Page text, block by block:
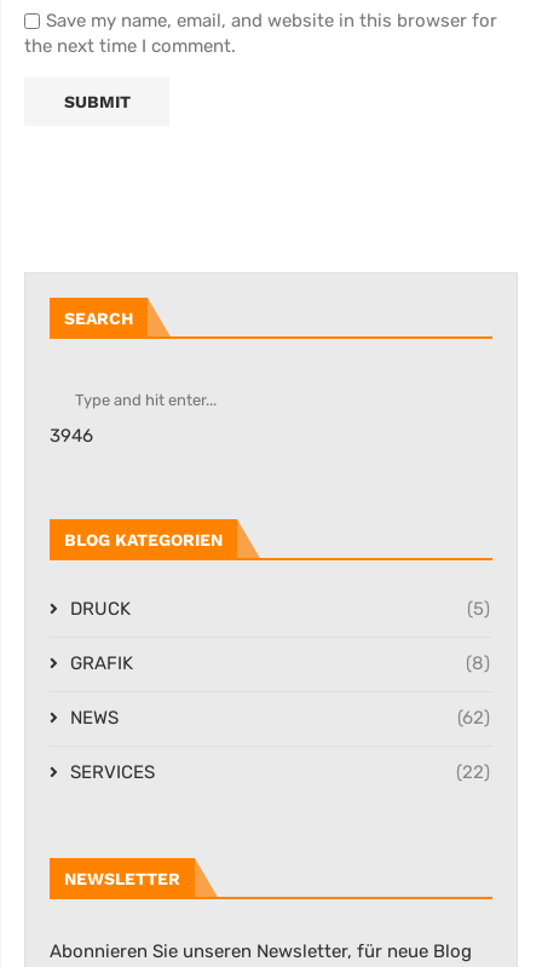
Save my name, email, and website in this browser for
the next time I comment.
SEARCH
3946
BLOG KATEGORIEN
DRUCK (5)
GRAFIK (8)
NEWS (62)
SERVICES (22)
NEWSLETTER
Abonnieren Sie unseren Newsletter, für neue Blog